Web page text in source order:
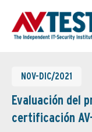
NOV-DIC/2021
Evaluación del
certificación